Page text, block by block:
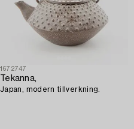
1672747
Tekanna,
Japan, modern tillverkning.